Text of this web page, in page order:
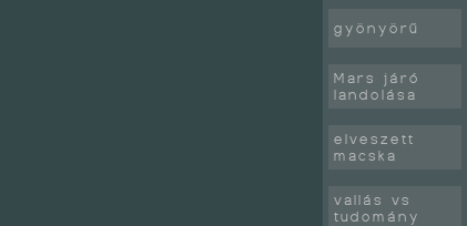
gyönyörű
Mars járó
landolása
elveszett
macska
vallás vs
tudomány